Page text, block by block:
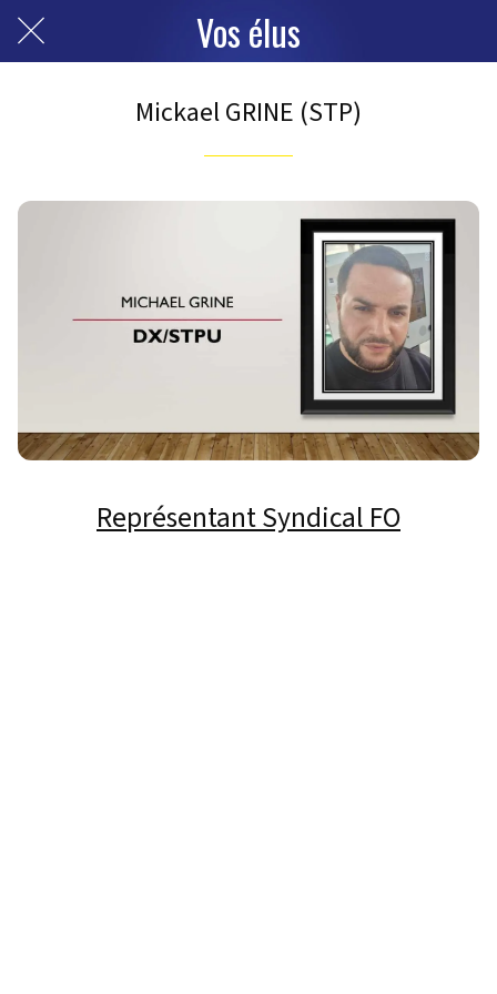
Vos élus
Mickael GRINE (STP)
Représentant Syndical FO